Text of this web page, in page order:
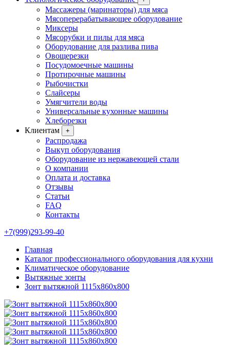
Массажеры (маринаторы) для мяса
Мясоперерабатывающее оборудование
Миксеры
Мясорубки и пилы для мяса
Оборудование для разлива пива
Овощерезки
Посудомоечные машины
Протирочные машины
Рыбочистки
Слайсеры
Умягчители воды
Универсальные кухонные машины
Хлеборезки
Клиентам
+
Распродажа
Выкуп оборудования
Оборудование из нержавеющей стали
О компании
Оплата и доставка
Отзывы
Статьи
FAQ
Контакты
+7(999)293-99-40
Главная
Каталог профессионального оборудования для кухни
Климатическое оборудование
Вытяжные зонты
Зонт вытяжной 1115х860х800